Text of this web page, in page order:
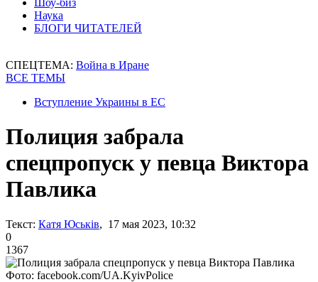
Шоу-биз
Наука
БЛОГИ ЧИТАТЕЛЕЙ
СПЕЦТЕМА: Война в Иране
ВСЕ ТЕМЫ
Вступление Украины в ЕС
Полиция забрала
спецпропуск у певца Виктора
Павлика
Текст: Катя Юськів, 17 мая 2023, 10:32
0
1367
Фото: facebook.com/UA.KyivPolice